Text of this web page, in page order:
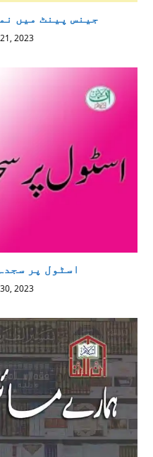
جینس پینٹ میں
2023
اسٹول پر
2023